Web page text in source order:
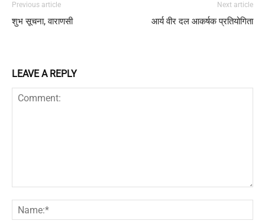
Previous article
शुभ सूचना, वाराणसी
Next article
आर्य वीर दल आकर्षक प्रतियोगिता
LEAVE A REPLY